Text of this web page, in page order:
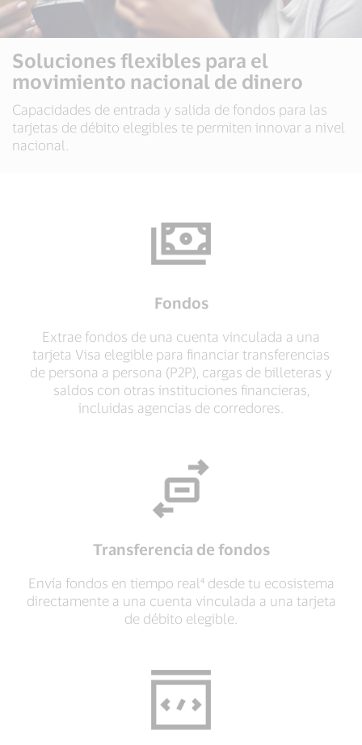
Soluciones flexibles para el
movimiento nacional de dinero
Capacidades de entrada y salida de fondos para las
tarjetas de débito elegibles te permiten innovar a nivel
nacional.
Fondos
Extrae fondos de una cuenta vinculada a una
tarjeta Visa elegible para financiar transferencias
de persona a persona (P2P), cargas de billeteras y
saldos con otras instituciones financieras,
incluidas agencias de corredores.
Transferencia de fondos
Envía fondos en tiempo real⁴ desde tu ecosistema
directamente a una cuenta vinculada a una tarjeta
de débito elegible.